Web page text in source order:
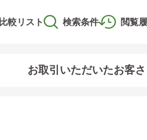
閲覧
比較リスト 検索条件
お取引いただいたお客